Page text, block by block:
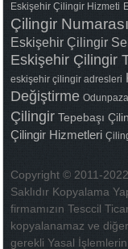
Eskişehir Çilingir Hizmeti
Çilingir Numarası
Eskişehir Çilingir
Eskişehir Çilingir
eskişehir çilingir adresleri
Değiştirme
Çilingir Tepebaşı
Çilingir Hizmetleri
Copyright © 2011-
Saklıdır Kopyalama
firmamızın Tesccil
kopyalanamaz ve
gerekli Yasal İşlemlerin